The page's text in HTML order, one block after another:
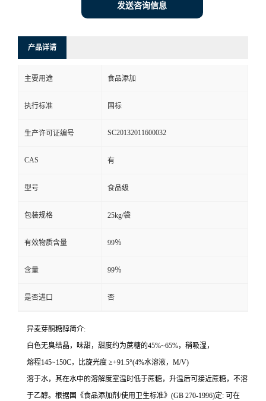
发送咨询信息
产品详请
主要用途 食品添加
执行标准 国标
生产许可证编号 SC20132011600032
CAS 有
型号 食品级
包装规格 25kg/袋
有效物质含量 99％
含量 99％
是否进口 否
异麦芽酮糖醇简介:
白色无臭结晶，味甜，甜度约为蔗糖的45%~65%，稍吸湿，
熔程145~150C，比旋光度 ≥+91.5°(4%水溶液，M/V)
溶于水，其在水中的溶解度室温时低于蔗糖，升温后可接近蔗糖，不溶
于乙醇。根据国《食品添加剂/使用卫生标准》(GB 270-1996)定: 可在